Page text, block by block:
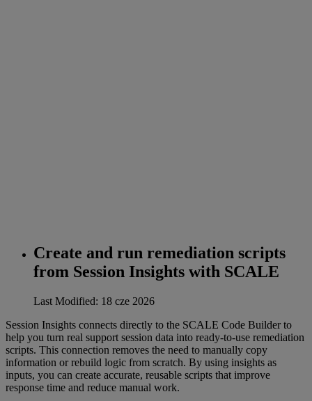
Create and run remediation scripts
from Session Insights with SCALE
Last Modified: 18 cze 2026
Session Insights connects directly to the SCALE Code Builder to
help you turn real support session data into ready‑to‑use remediation
scripts. This connection removes the need to manually copy
information or rebuild logic from scratch. By using insights as
inputs, you can create accurate, reusable scripts that improve
response time and reduce manual work.